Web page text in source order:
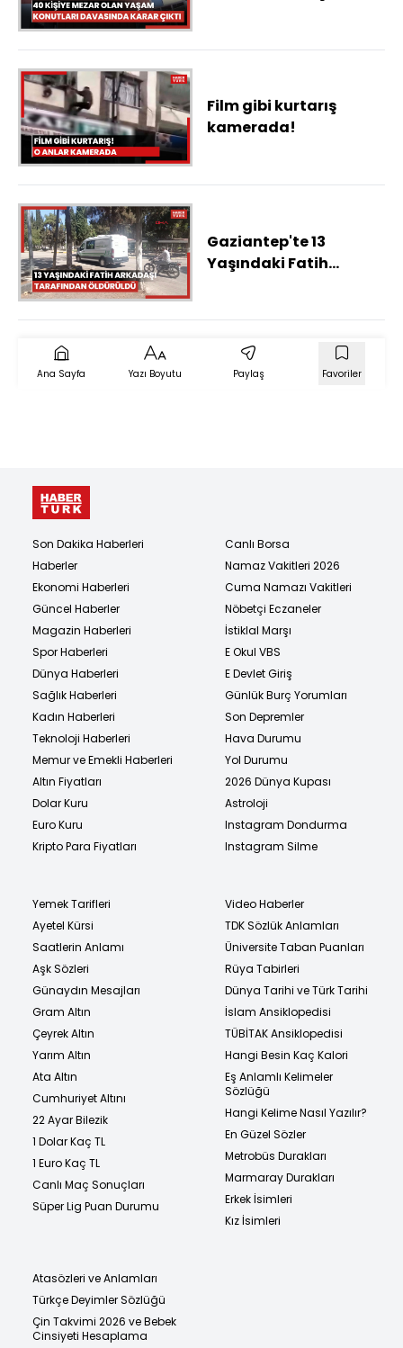
Film gibi kurtarış
kamerada!
Gaziantep'te 13
Yaşındaki Fatih
Ana Sayfa Yazı Boyutu Paylaş Favoriler
Son Dakika Haberleri
Haberler
Ekonomi Haberleri
Güncel Haberler
Magazin Haberleri
Spor Haberleri
Dünya Haberleri
Sağlık Haberleri
Kadın Haberleri
Teknoloji Haberleri
Memur ve Emekli Haberleri
Altın Fiyatları
Dolar Kuru
Euro Kuru
Kripto Para Fiyatları
Canlı Borsa
Namaz Vakitleri 2026
Cuma Namazı Vakitleri
Nöbetçi Eczaneler
İstiklal Marşı
E Okul VBS
E Devlet Giriş
Günlük Burç Yorumları
Son Depremler
Hava Durumu
Yol Durumu
2026 Dünya Kupası
Astroloji
Instagram Dondurma
Instagram Silme
Yemek Tarifleri
Ayetel Kürsi
Saatlerin Anlamı
Aşk Sözleri
Günaydın Mesajları
Gram Altın
Çeyrek Altın
Yarım Altın
Ata Altın
Cumhuriyet Altını
22 Ayar Bilezik
1 Dolar Kaç TL
1 Euro Kaç TL
Canlı Maç Sonuçları
Süper Lig Puan Durumu
Video Haberler
TDK Sözlük Anlamları
Üniversite Taban Puanları
Rüya Tabirleri
Dünya Tarihi ve Türk Tarihi
İslam Ansiklopedisi
TÜBİTAK Ansiklopedisi
Hangi Besin Kaç Kalori
Eş Anlamlı Kelimeler
Sözlüğü
Hangi Kelime Nasıl Yazılır?
En Güzel Sözler
Metrobüs Durakları
Marmaray Durakları
Erkek İsimleri
Kız İsimleri
Atasözleri ve Anlamları
Türkçe Deyimler Sözlüğü
Çin Takvimi 2026 ve Bebek
Cinsiyeti Hesaplama